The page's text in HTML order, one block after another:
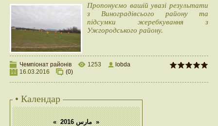
Пропонуємо вашій увазі результати
з Виноградівсього району та
підсумки жеребкування з
Ужгородського району.
Чемпіонат районів 1253
lobda
16.03.2016
(0)
• Календар
« مارس 2016 »